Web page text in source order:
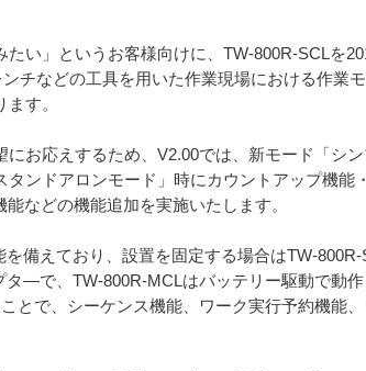
たい」というお客様向けに、TW-800R-SCLを
チなどの工具を用いた作業現場における作業
す。
お応えするため、V2.00では、新モード「シ
ンドアロンモード」時にカウントアップ機能
などの機能追加を実施いたします。
備えており、設置を固定する場合はTW-
―で、TW-800R-MCLはバッテリー駆動で動
とで、シーケンス機能、ワーク実行予約機能